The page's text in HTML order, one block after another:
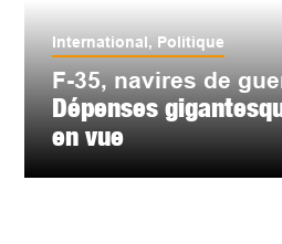
International, Politique
F-35, navires de
Dépenses
en vue